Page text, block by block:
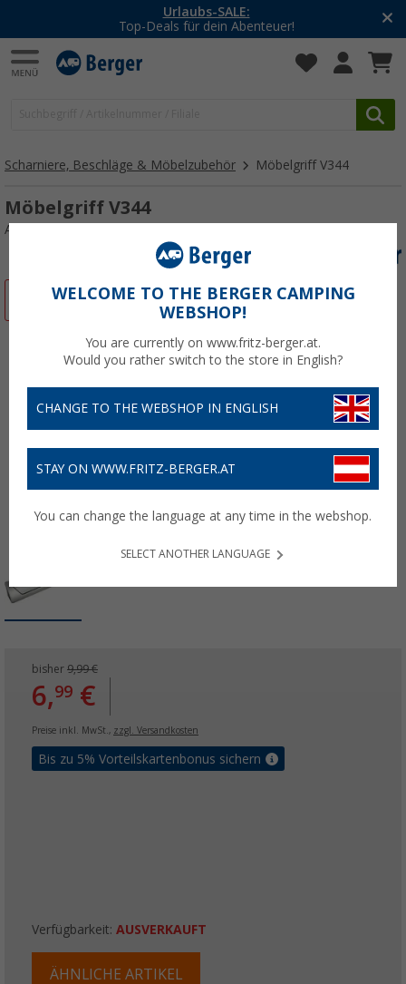
Urlaubs-SALE:
Top-Deals für dein Abenteuer!
Scharniere, Beschläge & Möbelzubehör Möbelgriff V344
Möbelgriff V344
Art.-Nr.: 259710
bisher 9,99 €
6,99 €
Preise inkl. MwSt., zzgl. Versandkosten
Bis zu 5% Vorteilskartenbonus sichern
Verfügbarkeit: AUSVERKAUFT
ÄHNLICHE ARTIKEL
WELCOME TO THE BERGER CAMPING
WEBSHOP!
You are currently on www.fritz-berger.at.
Would you rather switch to the store in English?
CHANGE TO THE WEBSHOP IN ENGLISH
STAY ON WWW.FRITZ-BERGER.AT
You can change the language at any time in the webshop.
SELECT ANOTHER LANGUAGE